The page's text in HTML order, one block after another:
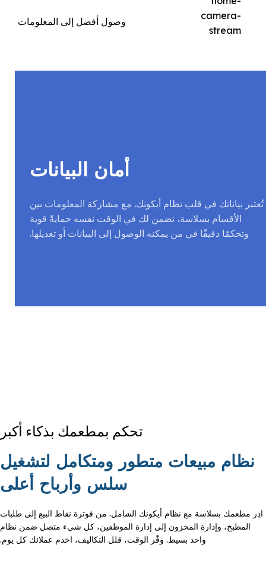
وصول أفضل إلى المعلومات
أمان البيانات
تُعتبر بياناتك في قلب نظام أيكونك. مع مشاركة المعلومات بين
الأقسام بسلاسة، نضمن لك في الوقت نفسه حمايةً قوية
وتحكمًا دقيقًا في من يمكنه الوصول إلى البيانات أو تعديلها.
تحكم بمطعمك بذكاء أكبر
نظام مبيعات متطور ومتكامل لتشغيل
سلس وأرباح أعلى
ادِر مطعمك بسلاسة مع نظام أيكونك الشامل. من فوترة نقاط البيع إلى طلبات
المطبخ، وإدارة المخزون إلى إدارة الموظفين، كل شيء متصل ضمن نظام
واحد بسيط. وفّر الوقت، قلل التكاليف، اخدم عملائك كل يوم.